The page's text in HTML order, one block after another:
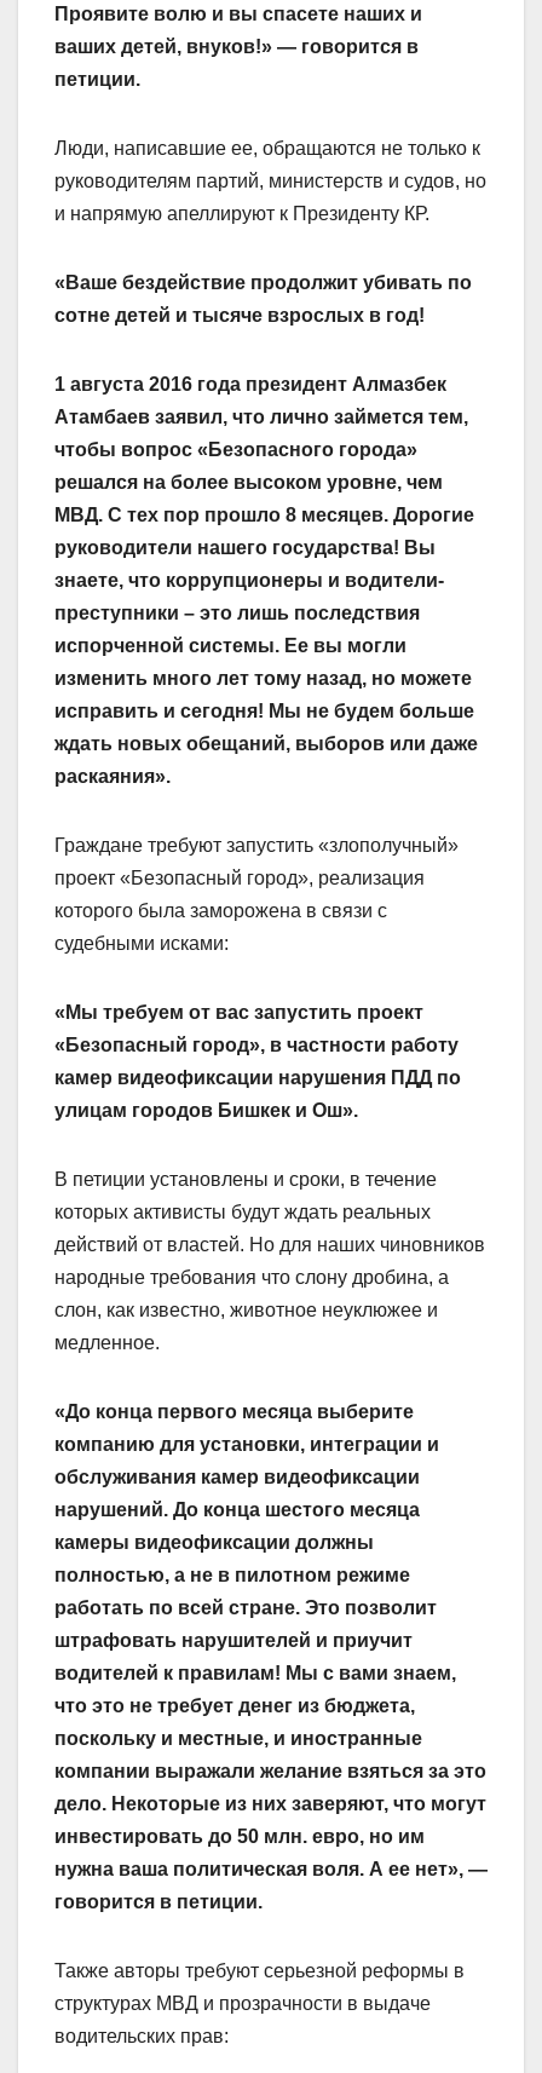
Проявите волю и вы спасете наших и
ваших детей, внуков!» — говорится в
петиции.
Люди, написавшие ее, обращаются не только к
руководителям партий, министерств и судов, но
и напрямую апеллируют к Президенту КР.
«Ваше бездействие продолжит убивать по
сотне детей и тысяче взрослых в год!
1 августа 2016 года президент Алмазбек
Атамбаев заявил, что лично займется тем,
чтобы вопрос «Безопасного города»
решался на более высоком уровне, чем
МВД. С тех пор прошло 8 месяцев. Дорогие
руководители нашего государства! Вы
знаете, что коррупционеры и водители-
преступники – это лишь последствия
испорченной системы. Ее вы могли
изменить много лет тому назад, но можете
исправить и сегодня! Мы не будем больше
ждать новых обещаний, выборов или даже
раскаяния».
Граждане требуют запустить «злополучный»
проект «Безопасный город», реализация
которого была заморожена в связи с
судебными исками:
«Мы требуем от вас запустить проект
«Безопасный город», в частности работу
камер видеофиксации нарушения ПДД по
улицам городов Бишкек и Ош».
В петиции установлены и сроки, в течение
которых активисты будут ждать реальных
действий от властей. Но для наших чиновников
народные требования что слону дробина, а
слон, как известно, животное неуклюжее и
медленное.
«До конца первого месяца выберите
компанию для установки, интеграции и
обслуживания камер видеофиксации
нарушений. До конца шестого месяца
камеры видеофиксации должны
полностью, а не в пилотном режиме
работать по всей стране. Это позволит
штрафовать нарушителей и приучит
водителей к правилам! Мы с вами знаем,
что это не требует денег из бюджета,
поскольку и местные, и иност­ранные
компании выражали желание взяться за это
дело. Некоторые из них заверяют, что могут
инвестировать до 50 млн. евро, но им
нужна ваша политическая воля. А ее нет», —
говорится в петиции.
Также авторы требуют серьезной реформы в
структурах МВД и прозрачности в выдаче
водительских прав: